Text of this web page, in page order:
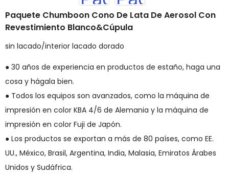
Paquete Chumboon Cono De Lata De Aerosol Con
Revestimiento Blanco&Cúpula
sin lacado/interior lacado dorado
● 30 años de experiencia en productos de estaño, haga una
cosa y hágala bien.
● Todos los equipos son avanzados, como la máquina de
impresión en color KBA 4/6 de Alemania y la máquina de
impresión en color Fuji de Japón.
● Los productos se exportan a más de 80 países, como EE.
UU., México, Brasil, Argentina, India, Malasia, Emiratos Árabes
Unidos y Sudáfrica.